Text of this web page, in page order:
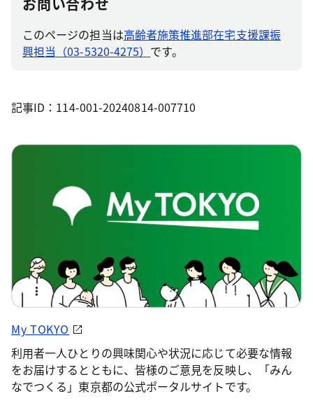
このページの担当は高齢者施策推進部在宅支援課振
興担当（03-5320-4275） です。
記事ID：114-001-20240814-007710
My TOKYO
利用者一人ひとりの興味関心や状況に応じて必要な情報
をお届けするとともに、皆様のご意見を反映し、「みん
なでつくる」東京都の公式ポータルサイトです。